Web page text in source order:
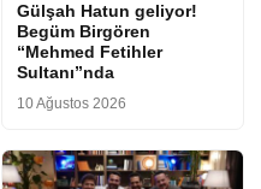
Gülşah Hatun geliyor!
Begüm Birgören
“Mehmed Fetihler
Sultanı”nda
10 Ağustos 2026